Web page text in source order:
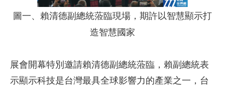
圖一、賴清德副總統蒞臨現場，期許以智慧顯示打
造智慧國家
展會開幕特別邀請賴清德副總統蒞臨，賴副總統表
示顯示科技是台灣最具全球影響力的產業之一，台